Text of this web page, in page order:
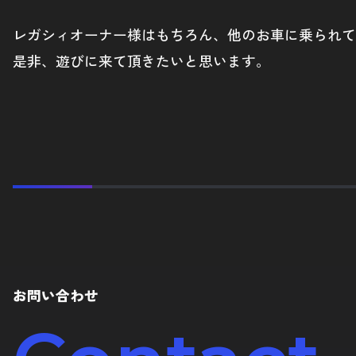
レガシィオーナー様はもちろん、他のお車に乗られ
是非、遊びに来て頂きたいと思います。
お問い合わせ